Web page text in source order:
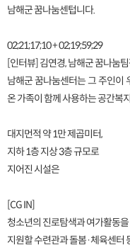
남해군 꿈나눔센텁니다.
02;21;17;10 + 02;19;59;29
[인터뷰] 김연경, 남해군 꿈나눔
남해군 꿈나눔센터는 그 주인이
온 가족이 함께 사용하는 공간복
대지먼적 약 1만 제곱미터,
지하 1층 지상 3층 규모로
지어진 시설은
[CG IN]
청소년의 진로탐색과 여가활동을
지원할 수련관과 돌봄·체육센터